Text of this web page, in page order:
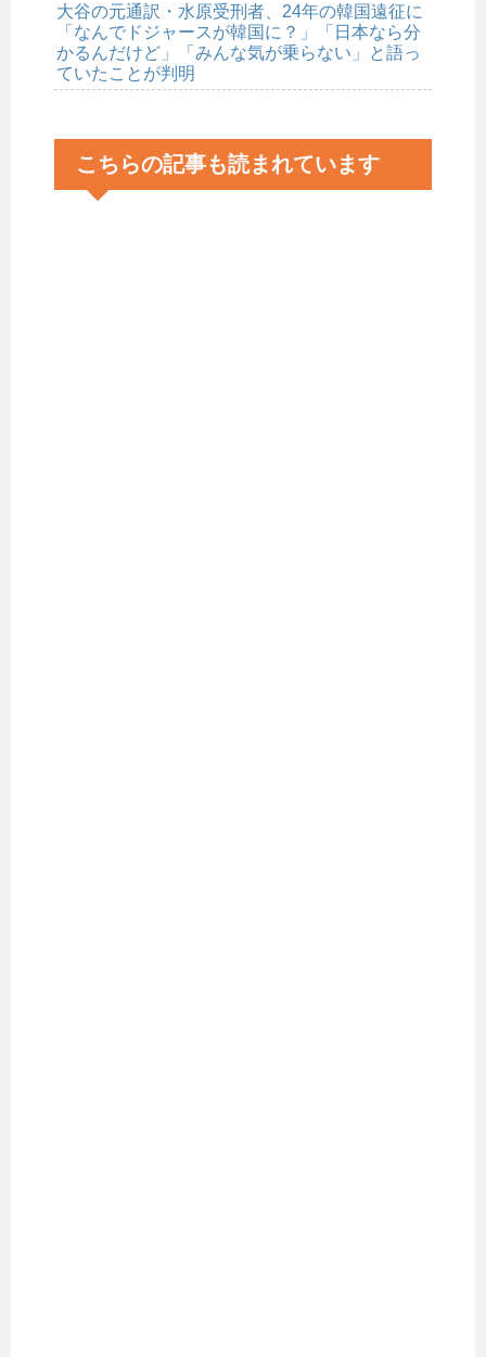
大谷の元通訳・水原受刑者、24年の韓国遠征に
「なんでドジャースが韓国に？」「日本なら分
かるんだけど」「みんな気が乗らない」と語っ
ていたことが判明
こちらの記事も読まれています